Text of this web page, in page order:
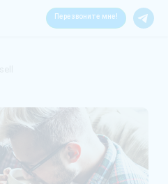
Перезвоните мне!